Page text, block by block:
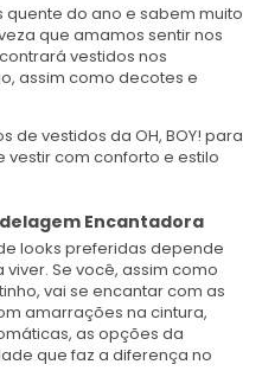
do ano e sabem muito
que amamos sentir nos
vestidos nos
assim como decotes e
de vestidos da OH, BOY! para
vestir com conforto e estilo
Encantadora
looks preferidas depende
Se você, assim como
vai se encantar com as
amarrações na cintura,
as opções da
que faz a diferença no